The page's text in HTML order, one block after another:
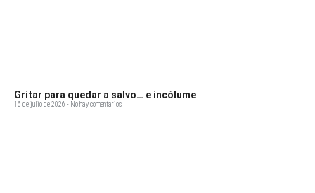
Gritar para quedar a salvo… e incólume
16 de julio de 2026 No hay comentarios